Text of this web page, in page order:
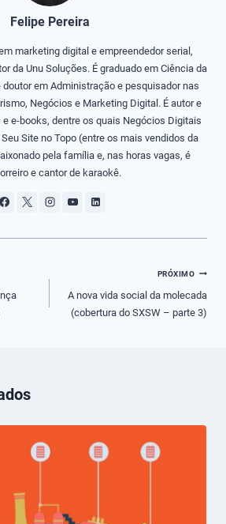
Felipe Pereira
marketing digital e empreendedor serial,
da Unu Soluções. É graduado em Ciência da
em Administração e pesquisador nas
Negócios e Marketing Digital. É autor e
e-books, dentre os quais Negócios Digitais
Site no Topo (entre os mais vendidos da
pela família e, nas horas vagas, é
e cantor de karaokê.
PRÓXIMO
A nova vida social da molecada
(cobertura do SXSW – parte 3)